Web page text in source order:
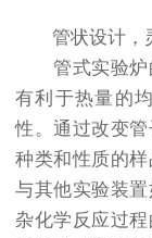
管状设计，
管式实验炉
有利于热量的
性。通过改变
种类和性质的
与其他实验装
杂化学反应过